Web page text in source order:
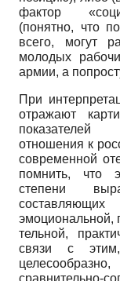
фактор
(понятно, что
всего, могут
молодых
армии, а
При
отражают
показателей
отношения к
современной
помнить, что
степени
эмоциональной,
тельной,
связи с